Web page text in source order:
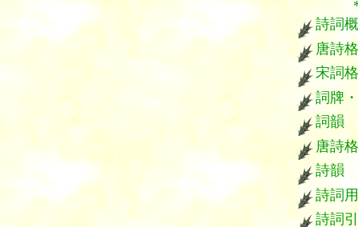
詩詞
唐詩
宋詞
詞牌
詞韻
唐詩
詩韻
詩詞
詩詞